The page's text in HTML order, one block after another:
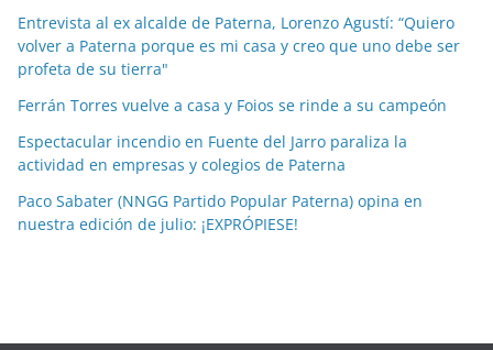
r
m
e
s
s
Entrevista al ex alcalde de Paterna, Lorenzo Agustí: “Quiero
volver a Paterna porque es mi casa y creo que uno debe ser
profeta de su tierra"
Ferrán Torres vuelve a casa y Foios se rinde a su campeón
Espectacular incendio en Fuente del Jarro paraliza la
actividad en empresas y colegios de Paterna
Paco Sabater (NNGG Partido Popular Paterna) opina en
nuestra edición de julio: ¡EXPRÓPIESE!